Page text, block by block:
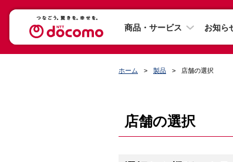
商品・サービス お知ら
ホーム 製品 店舗の選択
店舗の選択